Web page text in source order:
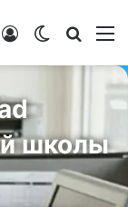
Switch skin
Войти
школы